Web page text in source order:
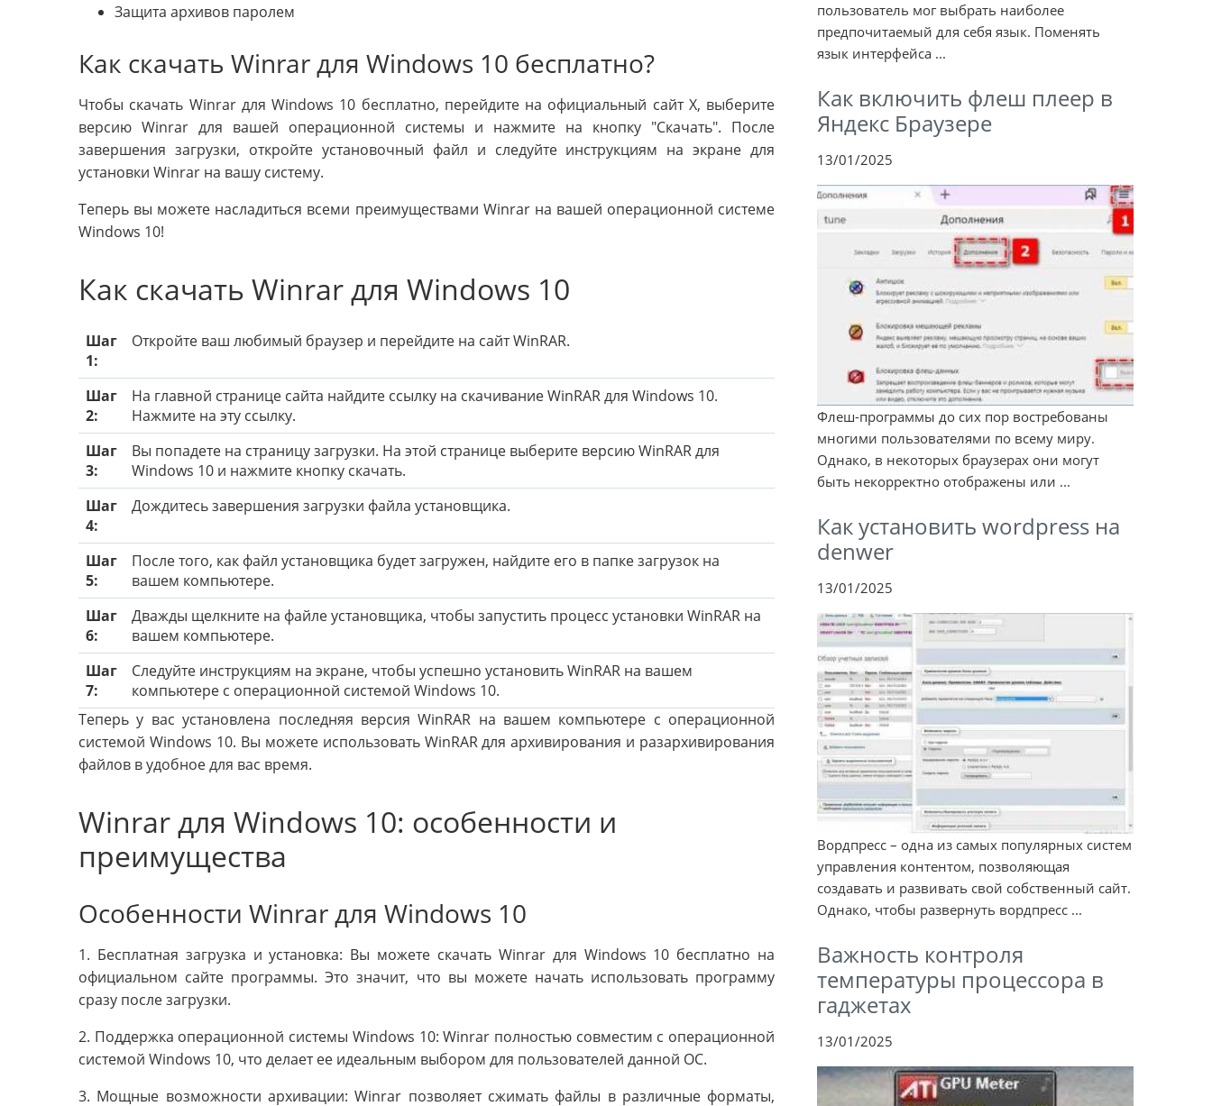
Защита архивов паролем
Как скачать Winrar для Windows 10 бесплатно?
Чтобы скачать Winrar для Windows 10 бесплатно, перейдите на официальный сайт X, выберите
версию Winrar для вашей операционной системы и нажмите на кнопку "Скачать". После
завершения загрузки, откройте установочный файл и следуйте инструкциям на экране для
установки Winrar на вашу систему.
Теперь вы можете насладиться всеми преимуществами Winrar на вашей операционной системе
Windows 10!
Как скачать Winrar для Windows 10
Шаг
1:
Откройте ваш любимый браузер и перейдите на сайт WinRAR.
Шаг
2:
На главной странице сайта найдите ссылку на скачивание WinRAR для Windows 10.
Нажмите на эту ссылку.
Шаг
3:
Вы попадете на страницу загрузки. На этой странице выберите версию WinRAR для
Windows 10 и нажмите кнопку скачать.
Шаг
4:
Дождитесь завершения загрузки файла установщика.
Шаг
5:
После того, как файл установщика будет загружен, найдите его в папке загрузок на
вашем компьютере.
Шаг
6:
Дважды щелкните на файле установщика, чтобы запустить процесс установки WinRAR на
вашем компьютере.
Шаг
7:
Следуйте инструкциям на экране, чтобы успешно установить WinRAR на вашем
компьютере с операционной системой Windows 10.
Теперь у вас установлена последняя версия WinRAR на вашем компьютере с операционной
системой Windows 10. Вы можете использовать WinRAR для архивирования и разархивирования
файлов в удобное для вас время.
Winrar для Windows 10: особенности и
преимущества
Особенности Winrar для Windows 10
1. Бесплатная загрузка и установка: Вы можете скачать Winrar для Windows 10 бесплатно на
официальном сайте программы. Это значит, что вы можете начать использовать программу
сразу после загрузки.
2. Поддержка операционной системы Windows 10: Winrar полностью совместим с операционной
системой Windows 10, что делает ее идеальным выбором для пользователей данной ОС.
3. Мощные возможности архивации: Winrar позволяет сжимать файлы в различные форматы,
пользователь мог выбрать наиболее
предпочитаемый для себя язык. Поменять
язык интерфейса ...
Как включить флеш плеер в
Яндекс Браузере
13/01/2025
Флеш-программы до сих пор востребованы
многими пользователями по всему миру.
Однако, в некоторых браузерах они могут
быть некорректно отображены или ...
Как установить wordpress на
denwer
13/01/2025
Вордпресс – одна из самых популярных систем
управления контентом, позволяющая
создавать и развивать свой собственный сайт.
Однако, чтобы развернуть вордпресс ...
Важность контроля
температуры процессора в
гаджетах
13/01/2025